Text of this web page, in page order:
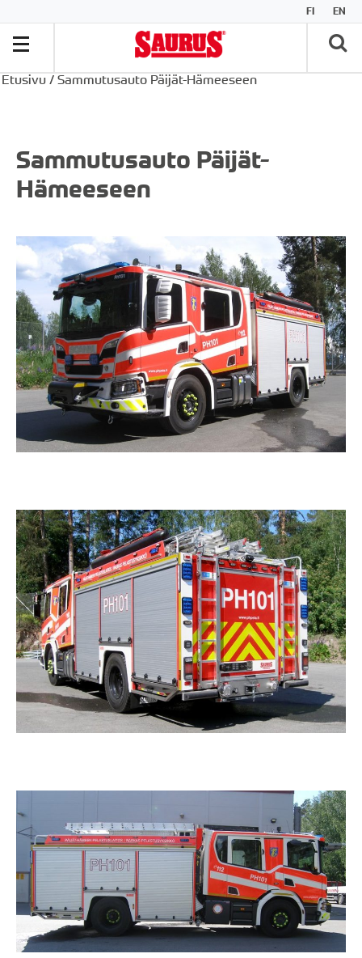
FI EN
Etusivu / Sammutusauto Päijät-Hämeeseen
Sammutusauto Päijät-
Hämeeseen